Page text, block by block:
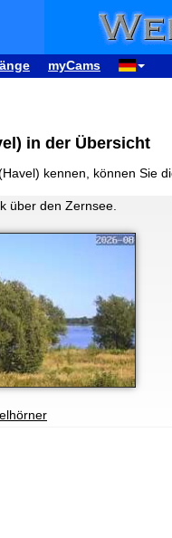
myCams
in der Übersicht
kennen, können Sie
über den Zernsee.